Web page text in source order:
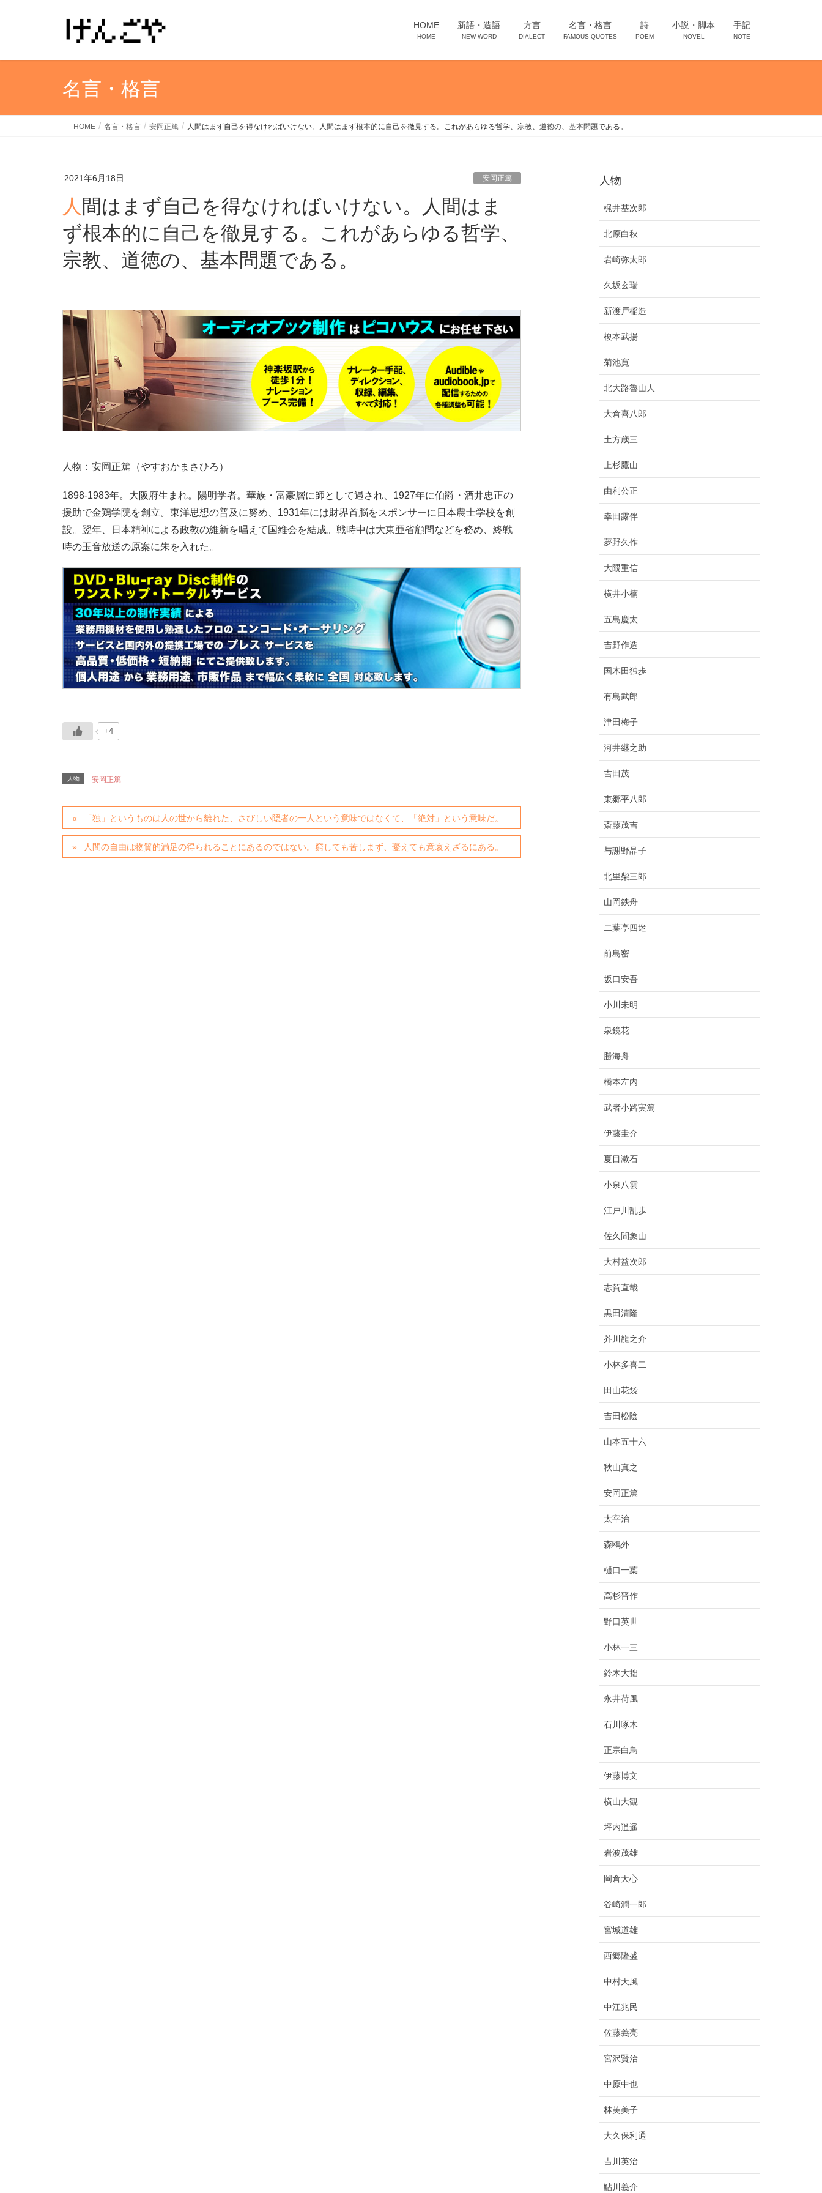
HOME
HOME
新語・造語
NEW WORD
方言
DIALECT
名言・格言
FAMOUS QUOTES
詩
POEM
小説・脚本
NOVEL
手記
NOTE
名言・格言
HOME 名言・格言 安岡正篤 人間はまず自己を得なければいけない。人間はまず根本的に自己を徹見する。これがあらゆる哲学、宗教、道徳の、基本問題である。
2021年6月18日 安岡正篤
人間はまず自己を得なければいけない。人間はま
ず根本的に自己を徹見する。これがあらゆる哲学、
宗教、道徳の、基本問題である。
人物：安岡正篤（やすおかまさひろ）
1898-1983年。大阪府生まれ。陽明学者。華族・富豪層に師として遇され、1927年に伯爵・酒井忠正の
援助で金鶏学院を創立。東洋思想の普及に努め、1931年には財界首脳をスポンサーに日本農士学校を創
設。翌年、日本精神による政教の維新を唱えて国維会を結成。戦時中は大東亜省顧問などを務め、終戦
時の玉音放送の原案に朱を入れた。
+4
人物 安岡正篤
「独」というものは人の世から離れた、さびしい隠者の一人という意味ではなくて、「絶対」という意味だ。
人間の自由は物質的満足の得られることにあるのではない。窮しても苦しまず、憂えても意哀えざるにある。
人物
梶井基次郎
北原白秋
岩崎弥太郎
久坂玄瑞
新渡戸稲造
榎本武揚
菊池寛
北大路魯山人
大倉喜八郎
土方歳三
上杉鷹山
由利公正
幸田露伴
夢野久作
大隈重信
横井小楠
五島慶太
吉野作造
国木田独歩
有島武郎
津田梅子
河井継之助
吉田茂
東郷平八郎
斎藤茂吉
与謝野晶子
北里柴三郎
山岡鉄舟
二葉亭四迷
前島密
坂口安吾
小川未明
泉鏡花
勝海舟
橋本左内
武者小路実篤
伊藤圭介
夏目漱石
小泉八雲
江戸川乱歩
佐久間象山
大村益次郎
志賀直哉
黒田清隆
芥川龍之介
小林多喜二
田山花袋
吉田松陰
山本五十六
秋山真之
安岡正篤
太宰治
森鴎外
樋口一葉
高杉晋作
野口英世
小林一三
鈴木大拙
永井荷風
石川啄木
正宗白鳥
伊藤博文
横山大観
坪内逍遥
岩波茂雄
岡倉天心
谷崎潤一郎
宮城道雄
西郷隆盛
中村天風
中江兆民
佐藤義亮
宮沢賢治
中原中也
林芙美子
大久保利通
吉川英治
鮎川義介